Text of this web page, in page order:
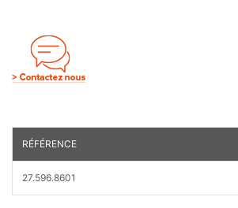
RÉFÉRENCE
27.596.8601